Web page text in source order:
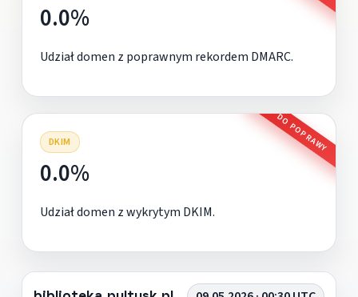
0.0%
Udział domen z poprawnym rekordem DMARC.
DKIM DO POPRAWY
0.0%
Udział domen z wykrytym DKIM.